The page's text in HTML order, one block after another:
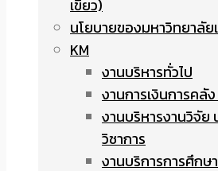
เขียว)
นโยบายของมหาวิทยาลัย
KM
งานบริหารทั่วไป
งานการเงินการคลั
งานบริหารงานวิจัย
วิชาการ
งานบริการการศึกษา